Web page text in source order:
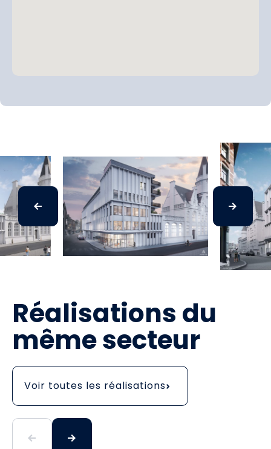
Réalisations du
même secteur
Voir toutes les réalisations